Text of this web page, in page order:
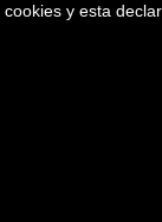
y esta